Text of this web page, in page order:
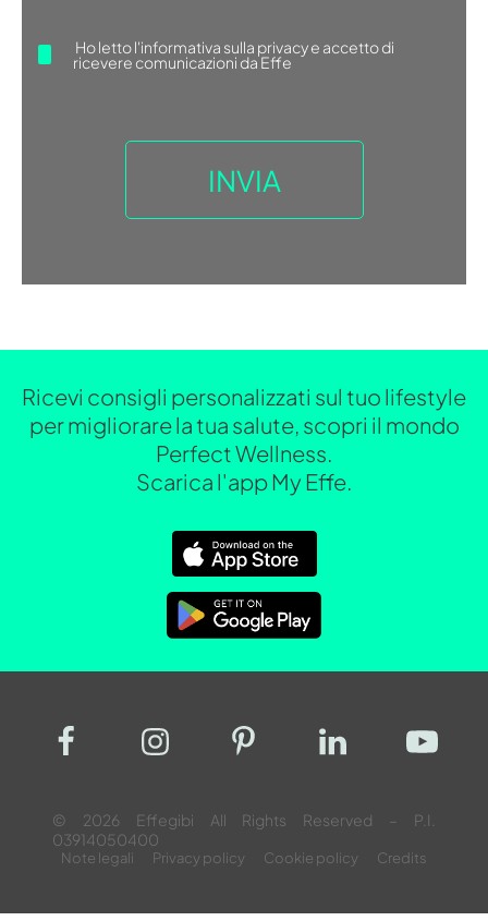
Ho lettol'informativa sulla privacye accetto di
ricevere comunicazioni da Effe
Ricevi consigli personalizzati sul tuo lifestyle
per migliorare la tua salute, scopri il mondo
Perfect Wellness.
Scarica l'app My Effe.
© 2026 Effegibi All Rights Reserved – P.I.
03914050400
Note legali Privacy policy Cookie policy Credits